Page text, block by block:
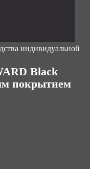
индивидуальной
Black
покрытием